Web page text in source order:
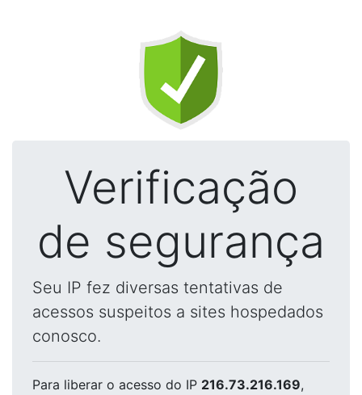
Verificação
de segurança
Seu IP fez diversas tentativas de
acessos suspeitos a sites hospedados
conosco.
Para liberar o acesso do IP 216.73.216.169,